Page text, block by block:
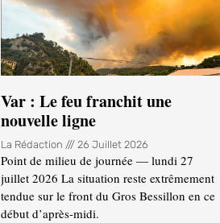
Var : Le feu franchit une
nouvelle ligne
La Rédaction 26 Juillet 2026
Point de milieu de journée — lundi 27
juillet 2026 La situation reste extrêmement
tendue sur le front du Gros Bessillon en ce
début d’après-midi.